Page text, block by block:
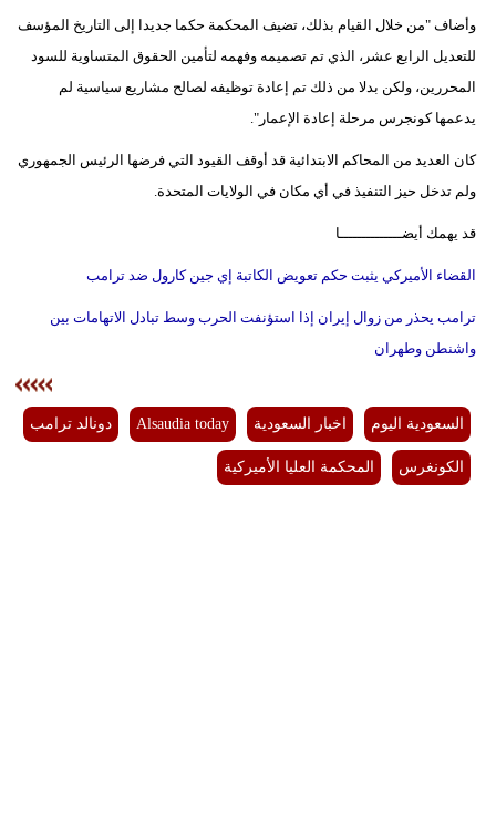
وأضاف "من خلال القيام بذلك، تضيف المحكمة حكما جديدا إلى التاريخ المؤسف
للتعديل الرابع عشر، الذي تم تصميمه وفهمه لتأمين الحقوق المتساوية للسود
المحررين، ولكن بدلا من ذلك تم إعادة توظيفه لصالح مشاريع سياسية لم
يدعمها كونجرس مرحلة إعادة الإعمار".
كان العديد من المحاكم الابتدائية قد أوقف القيود التي فرضها الرئيس الجمهوري
ولم تدخل حيز التنفيذ في أي مكان في الولايات المتحدة.
قد يهمك أيضــــــــــــــا
القضاء الأميركي يثبت حكم تعويض الكاتبة إي جين كارول ضد ترامب
ترامب يحذر من زوال إيران إذا استؤنفت الحرب وسط تبادل الاتهامات بين
واشنطن وطهران
السعودية اليوم اخبار السعودية Alsaudia today دونالد ترامب
الكونغرس المحكمة العليا الأميركية